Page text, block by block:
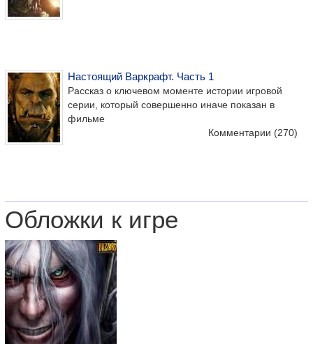
Настоящий Варкрафт. Часть 1
Рассказ о ключевом моменте истории игровой
серии, который совершенно иначе показан в
фильме
Комментарии (270)
Обложки к игре